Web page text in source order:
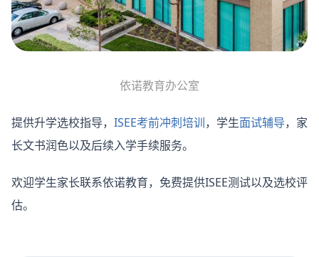
依诺教育办公室
提供升学选校指导， ISEE考前冲刺培训，学生面试辅导，家
长文书润色以及后续入学手续服务。
欢迎学生家长联系依诺教育，免费提供ISEE测试以及选校评
估。